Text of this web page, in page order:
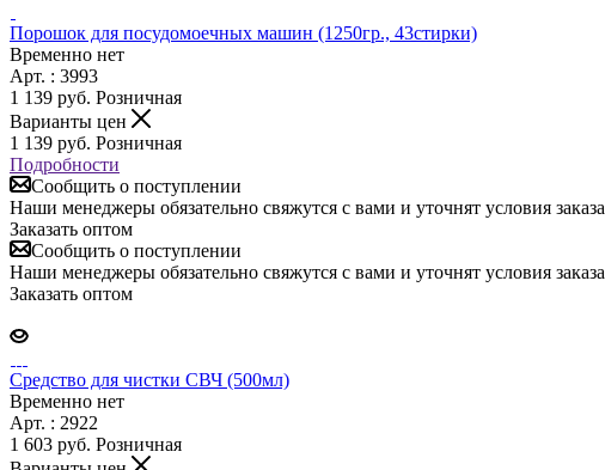
Порошок для посудомоечных машин (1250гр., 43стирки)
Временно нет
Арт. : 3993
1 139 руб. Розничная
Варианты цен
1 139 руб. Розничная
Подробности
Сообщить о поступлении
Наши менеджеры обязательно свяжутся с вами и уточнят условия заказа
Заказать оптом
Сообщить о поступлении
Наши менеджеры обязательно свяжутся с вами и уточнят условия заказа
Заказать оптом
Средство для чистки СВЧ (500мл)
Временно нет
Арт. : 2922
1 603 руб. Розничная